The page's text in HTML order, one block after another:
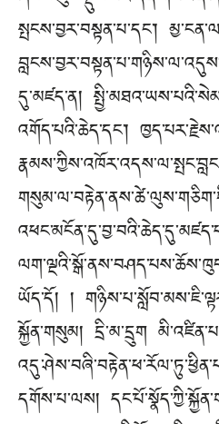
སྤངས་བྱར་བསྟན་པ་དང༌།
དུ་མཛད་ན།
འགོད་པའི་ཆེད་དང༌།
ཡོད་དོ། །
སྐྱོན་གསུམ། དྲི་མ་དྲུག
དགོས་པ་ལས།